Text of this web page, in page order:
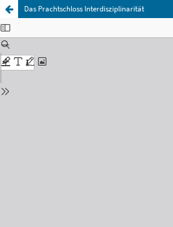
Das Prachtschloss Interdisziplinarität